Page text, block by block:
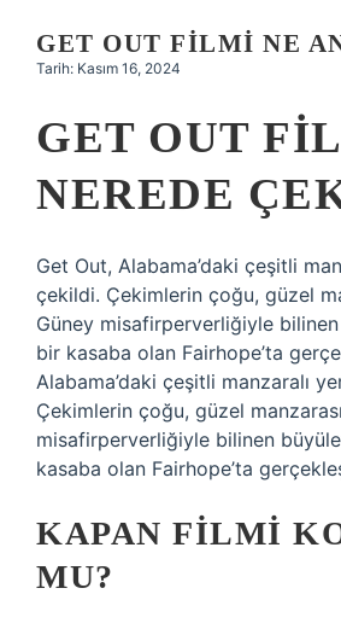
GET OUT FILMI NE
Tarih: Kasım 16, 2024
GET OUT
NEREDE
Get Out, Alabama’daki çeşitli
çekildi. Çekimlerin çoğu, güzel
Güney misafirperverliğiyle
bir kasaba olan Fairhope’ta
Alabama’daki çeşitli manzaralı
Çekimlerin çoğu, güzel
misafirperverliğiyle bilinen
kasaba olan Fairhope’ta
KAPAN FILMI
MU?